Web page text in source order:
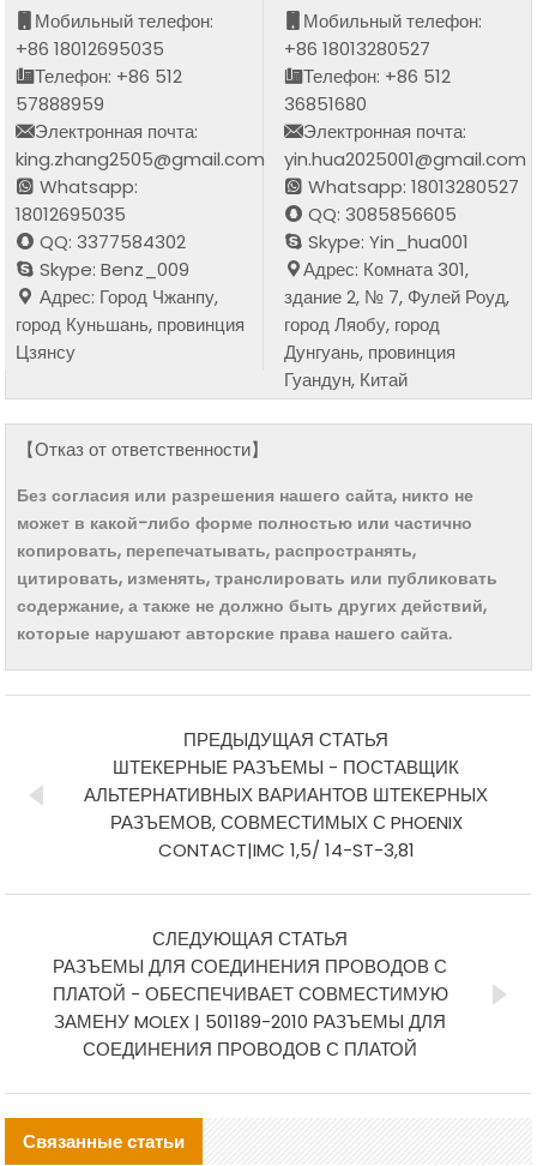
Мобильный телефон:
+86 18012695035
Телефон: +86 512
57888959
Электронная почта:
king.zhang2505@gmail.com
Whatsapp:
18012695035
QQ: 3377584302
Skype: Benz_009
Адрес: Город Чжанпу,
город Куньшань, провинция
Цзянсу
Мобильный телефон:
+86 18013280527
Телефон: +86 512
36851680
Электронная почта:
yin.hua2025001@gmail.com
Whatsapp: 18013280527
QQ: 3085856605
Skype: Yin_hua001
Адрес: Комната 301,
здание 2, № 7, Фулей Роуд,
город Ляобу, город
Дунгуань, провинция
Гуандун, Китай
【Отказ от ответственности】
Без согласия или разрешения нашего сайта, никто не
может в какой-либо форме полностью или частично
копировать, перепечатывать, распространять,
цитировать, изменять, транслировать или публиковать
содержание, а также не должно быть других действий,
которые нарушают авторские права нашего сайта.
ПРЕДЫДУЩАЯ СТАТЬЯ
ШТЕКЕРНЫЕ РАЗЪЕМЫ - ПОСТАВЩИК
АЛЬТЕРНАТИВНЫХ ВАРИАНТОВ ШТЕКЕРНЫХ
РАЗЪЕМОВ, СОВМЕСТИМЫХ С PHOENIX
CONTACT|IMC 1,5/ 14-ST-3,81
СЛЕДУЮЩАЯ СТАТЬЯ
РАЗЪЕМЫ ДЛЯ СОЕДИНЕНИЯ ПРОВОДОВ С
ПЛАТОЙ - ОБЕСПЕЧИВАЕТ СОВМЕСТИМУЮ
ЗАМЕНУ MOLEX | 501189-2010 РАЗЪЕМЫ ДЛЯ
СОЕДИНЕНИЯ ПРОВОДОВ С ПЛАТОЙ
Связанные статьи